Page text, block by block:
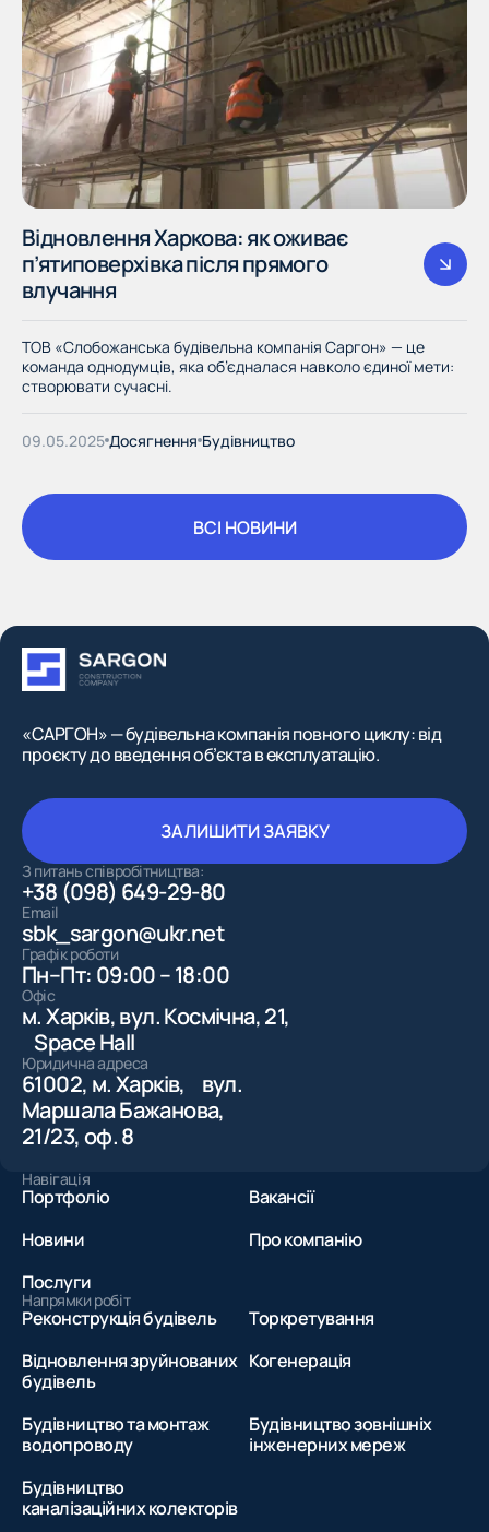
ВСІ НОВИНИ
поінформовані.
Відновлення Харкова: як оживає
п’ятиповерхівка після прямого
влучання
ТОВ «Слобожанська будівельна компанія Саргон» — це
команда однодумців, яка об’єдналася навколо єдиної мети:
створювати сучасні.
09.05.2025 Досягнення Будівництво
«САРГОН» — будівельна компанія повного циклу: від
проєкту до введення об’єкта в експлуатацію.
ЗАЛИШИТИ ЗАЯВКУ
З питань співробітництва:
+38 (098) 649-29-80
Email
sbk_sargon@ukr.net
Графік роботи
Пн–Пт: 09:00 – 18:00
Офіс
м. Харків, вул. Космічна, 21,
Space Hall
Юридична адреса
61002, м. Харків, вул.
Маршала Бажанова,
21/23, оф. 8
Навігація
Портфоліо
Вакансії
Новини
Про компанію
Послуги
Напрямки робіт
Реконструкція будівель
Торкретування
Відновлення зруйнованих
будівель
Когенерація
Будівництво та монтаж
водопроводу
Будівництво зовнішніх
інженерних мереж
Будівництво
каналізаційних колекторів